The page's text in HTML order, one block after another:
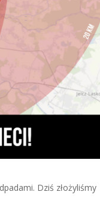
Dziś złożyliśmy